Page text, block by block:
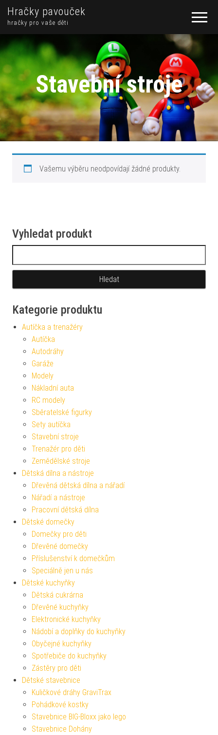
Hračky pavouček
hračky pro vaše děti
Stavební stroje
Vašemu výběru neodpovídají žádné produkty.
Vyhledat produkt
Kategorie produktu
Autíčka a trenažéry
Autíčka
Autodráhy
Garáže
Modely
Nákladní auta
RC modely
Sběratelské figurky
Sety autíčka
Stavební stroje
Trenažér pro děti
Zemědělské stroje
Dětská dílna a nástroje
Dřevěná dětská dílna a nářadí
Nářadí a nástroje
Pracovní dětská dílna
Dětské domečky
Domečky pro děti
Dřevěné domečky
Příslušenství k domečkům
Speciálně jen u nás
Dětské kuchyňky
Dětská cukrárna
Dřevěné kuchyňky
Elektronické kuchyňky
Nádobí a doplňky do kuchyňky
Obyčejné kuchyňky
Spotřebiče do kuchyňky
Zástěry pro děti
Dětské stavebnice
Kuličkové dráhy GraviTrax
Pohádkové kostky
Stavebnice BIG-Bloxx jako lego
Stavebnice Dohány